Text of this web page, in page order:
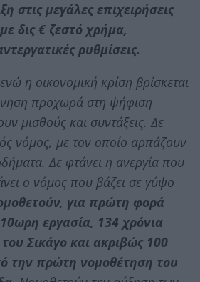
στις μεγάλες επιχειρήσεις
δις € ζεστό χρήμα,
ρυθμίσεις.
η οικονομική κρίση βρίσκεται
προχωρά στη ψήφιση
μισθούς και συντάξεις. Δε
νόμος, με τον οποίο αρπάζουν
Δε φτάνει η ανεργία που
ο νόμος που βάζει σε γύψο
για πρώτη φορά
εργασία, 134 χρόνια
Σικάγο και ακριβώς 100
την πρώτη νομοθέτηση του